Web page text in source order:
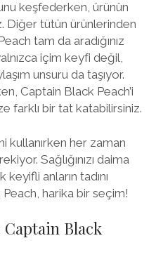
keşfederken, ürünün
Diğer tütün ürünlerinden
tam da aradığınız
içim keyfi değil,
unsuru da taşıyor.
Captain Black Peach’i
farklı bir tat katabilirsiniz.
kullanırken her zaman
Sağlığınızı daima
keyifli anların tadını
harika bir seçim!
Captain Black